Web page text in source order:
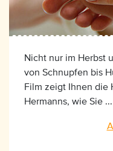
Nicht nur im Herbst
von Schnupfen bis
Film zeigt Ihnen die
Hermanns, wie Sie ...